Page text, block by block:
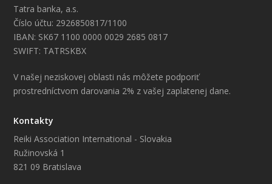
Tatra banka, a.s.
Číslo účtu: 2926850817/1100
IBAN: SK67 1100 0000 0029 2685 0817
SWIFT: TATRSKBX
V našej neziskovej oblasti nás môžete podporiť
prostredníctvom darovania 2% z vašej zaplatenej dane.
Kontakty
Reiki Association International - Slovakia
Ružinovská 1
821 09 Bratislava